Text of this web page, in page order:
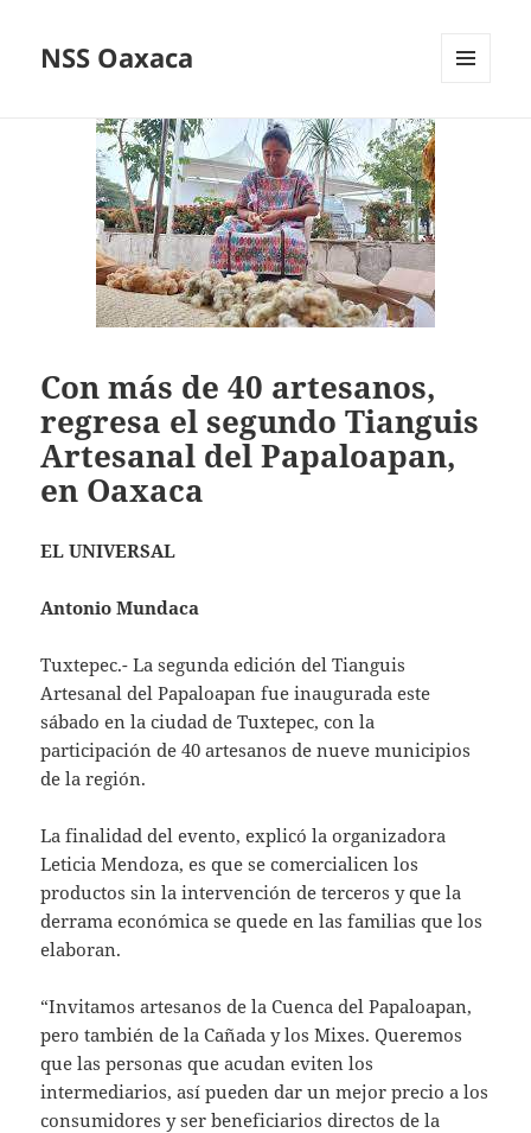
NSS Oaxaca
Con más de 40 artesanos,
regresa el segundo Tianguis
Artesanal del Papaloapan,
en Oaxaca
EL UNIVERSAL
Antonio Mundaca
Tuxtepec.- La segunda edición del Tianguis
Artesanal del Papaloapan fue inaugurada este
sábado en la ciudad de Tuxtepec, con la
participación de 40 artesanos de nueve municipios
de la región.
La finalidad del evento, explicó la organizadora
Leticia Mendoza, es que se comercialicen los
productos sin la intervención de terceros y que la
derrama económica se quede en las familias que los
elaboran.
“Invitamos artesanos de la Cuenca del Papaloapan,
pero también de la Cañada y los Mixes. Queremos
que las personas que acudan eviten los
intermediarios, así pueden dar un mejor precio a los
consumidores y ser beneficiarios directos de la